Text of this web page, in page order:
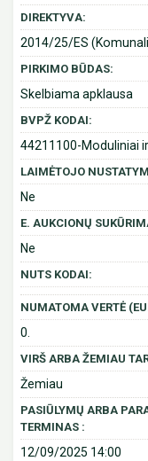
DIREKTYVA:
2014/25/ES
PIRKIMO BŪDAS:
Skelbiama apklausa
BVPŽ KODAI:
44211100-Moduliniai
LAIMĖTOJO
Ne
E. AUKCIONŲ
Ne
NUTS KODAI:
NUMATOMA VERTĖ
0.
VIRŠ ARBA ŽEMIAU
Žemiau
PASIŪLYMŲ ARBA
TERMINAS :
12/09/2025 14:00